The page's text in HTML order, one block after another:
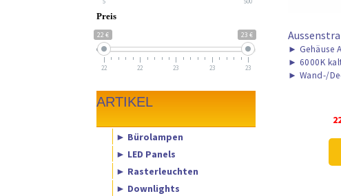
► Gehäuse
► 6000K
► Wand-/
Preis
22 € 23 €
22 22 23 23 23
ARTIKEL
► Bürolampen
► LED Panels
► Rasterleuchten
► Downlights